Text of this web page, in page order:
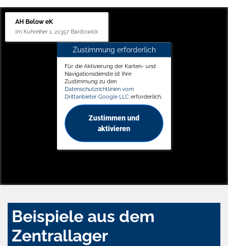
AH Below eK
Im Kuhreiher 1, 21357 Bardowick
Zustimmung erforderlich
Für die Aktivierung der Karten- und
Navigationsdienste ist Ihre
Zustimmung zu den
Datenschutzrichtlinien vom
Drittanbieter Google LLC erforderlich.
Zustimmen und
aktivieren
Beispiele aus dem
Zentrallager